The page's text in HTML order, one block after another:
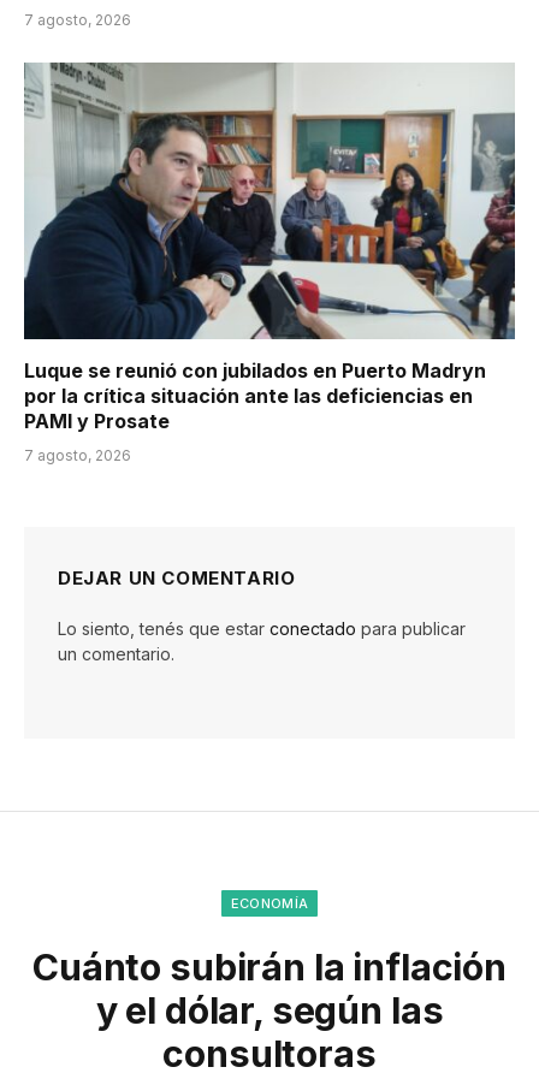
7 agosto, 2026
Luque se reunió con jubilados en Puerto Madryn
por la crítica situación ante las deficiencias en
PAMI y Prosate
7 agosto, 2026
DEJAR UN COMENTARIO
Lo siento, tenés que estar conectado para publicar
un comentario.
ECONOMÍA
Cuánto subirán la inflación
y el dólar, según las
consultoras